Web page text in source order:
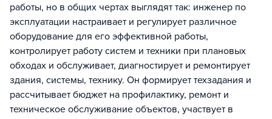
работы, но в общих чертах выглядят так: инженер по
эксплуатации настраивает и регулирует различное
оборудование для его эффективной работы,
контролирует работу систем и техники при плановых
обходах и обслуживает, диагностирует и ремонтирует
здания, системы, технику. Он формирует техзадания и
рассчитывает бюджет на профилактику, ремонт и
техническое обслуживание объектов, участвует в